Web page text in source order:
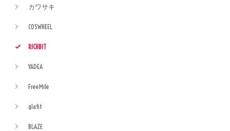
カワサキ
COSWHEEL
RICHBIT
YADEA
FreeMile
glafit
BLAZE